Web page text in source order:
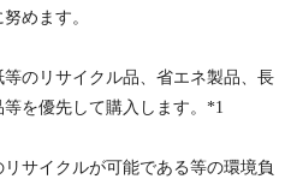
めます。
のリサイクル品、省エネ製品、長
を優先して購入します。*1
サイクルが可能である等の環境負